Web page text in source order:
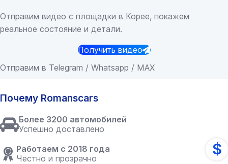
Отправим видео с площадки в Корее, покажем
реальное состояние и детали.
Получить видео
Отправим в Telegram / Whatsapp / MAX
Почему Romanscars
Более 3200 автомобилей
Успешно доставлено
Работаем с 2018 года
Честно и прозрачно
$